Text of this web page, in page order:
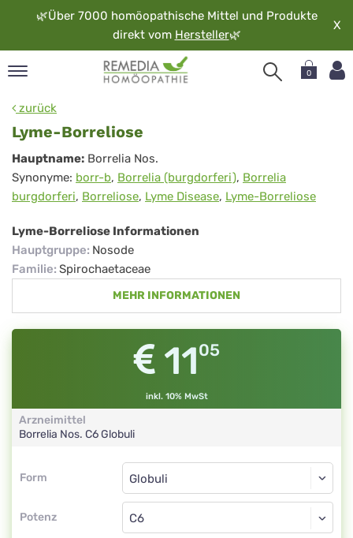
🌿Über 7000 homöopathische Mittel und Produkte
direkt vom Hersteller🌿
X
0
zurück
Lyme-Borreliose
Lyme-
Borreliose
Hauptname: Borrelia Nos.
Synonyme: borr-b, Borrelia (burgdorferi), Borrelia
burgdorferi, Borreliose, Lyme Disease, Lyme-Borreliose
Lyme-Borreliose Informationen
Hauptgruppe: Nosode
Familie: Spirochaetaceae
MEHR INFORMATIONEN
1105
inkl. 10% MwSt
Arzneimittel
Borrelia Nos. C6Globuli
Form
Form
Potenz
Globuli
C6